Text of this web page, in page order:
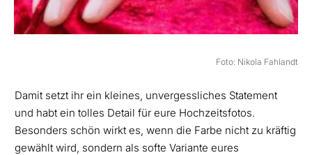
Foto: Nikola Fahlandt
Damit setzt ihr ein kleines, unvergessliches Statement
und habt ein tolles Detail für eure Hochzeitsfotos.
Besonders schön wirkt es, wenn die Farbe nicht zu kräftig
gewählt wird, sondern als softe Variante eures